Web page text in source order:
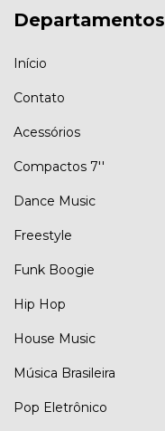
Departamentos
Início
Contato
Acessórios
Compactos 7''
Dance Music
Freestyle
Funk Boogie
Hip Hop
House Music
Música Brasileira
Pop Eletrônico